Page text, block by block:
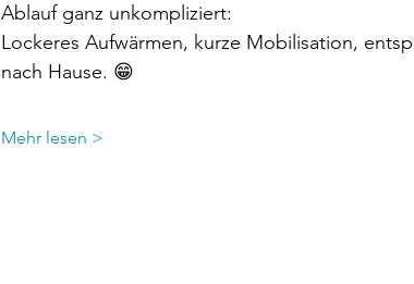
Ablauf ganz unkompliziert:
Lockeres Aufwärmen, kurze Mobilisation,
nach Hause. 😁
Mehr lesen >